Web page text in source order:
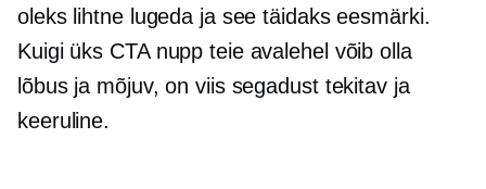
oleks lihtne lugeda ja see täidaks eesmärki.
Kuigi üks CTA nupp teie avalehel võib olla
lõbus ja mõjuv, on viis segadust tekitav ja
keeruline.